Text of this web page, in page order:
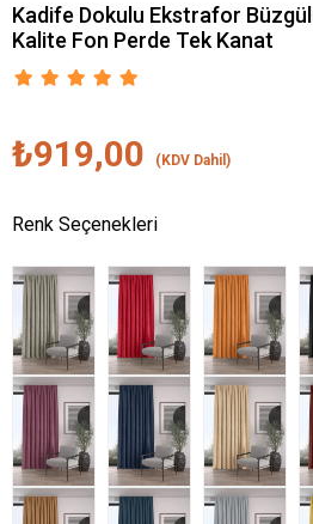
Kadife Dokulu Ekstrafor
Kalite Fon Perde Tek Kanat
₺919,00 (KDV Dahil)
Renk Seçenekleri